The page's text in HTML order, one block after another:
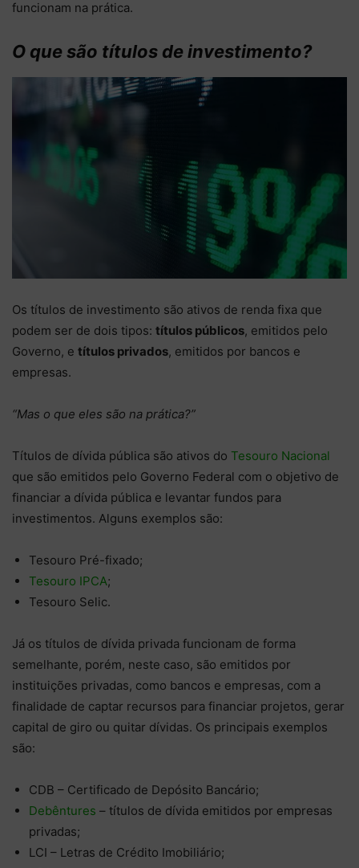
funcionam na prática.
O que são títulos de investimento?
Os títulos de investimento são ativos de renda fixa que
podem ser de dois tipos: títulos públicos, emitidos pelo
Governo, e títulos privados, emitidos por bancos e
empresas.
“Mas o que eles são na prática?”
Títulos de dívida pública são ativos do Tesouro Nacional
que são emitidos pelo Governo Federal com o objetivo de
financiar a dívida pública e levantar fundos para
investimentos. Alguns exemplos são:
Tesouro Pré-fixado;
Tesouro IPCA;
Tesouro Selic.
Já os títulos de dívida privada funcionam de forma
semelhante, porém, neste caso, são emitidos por
instituições privadas, como bancos e empresas, com a
finalidade de captar recursos para financiar projetos, gerar
capital de giro ou quitar dívidas. Os principais exemplos
são:
CDB – Certificado de Depósito Bancário;
Debêntures – títulos de dívida emitidos por empresas
privadas;
LCI – Letras de Crédito Imobiliário;